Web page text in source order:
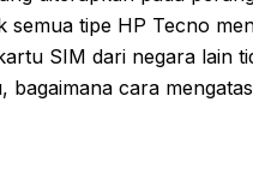
semua tipe HP Tecno
SIM dari negara lain
cara